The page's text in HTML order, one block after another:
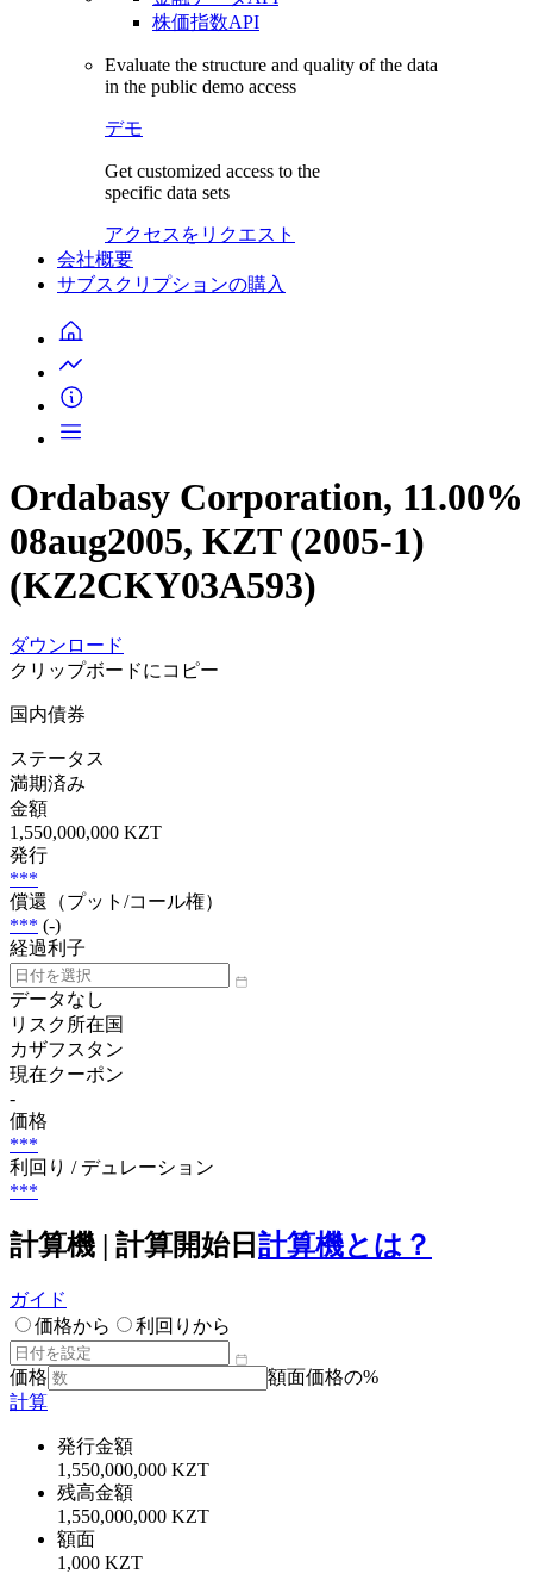
株価指数API
Evaluate the structure and quality of the data
in the public demo access
デモ
Get customized access to the
specific data sets
アクセスをリクエスト
会社概要
サブスクリプションの購入
Ordabasy Corporation, 11.00%
08aug2005, KZT (2005-1)
(KZ2CKY03A593)
ダウンロード
クリップボードにコピー
国内債券
ステータス
満期済み
金額
1,550,000,000 KZT
発行
***
償還（プット/コール権）
*** (-)
経過利子
データなし
リスク所在国
カザフスタン
現在クーポン
-
価格
***
利回り / デュレーション
***
計算機 | 計算開始日 計算機とは？
ガイド
価格から
利回りから
価格
額面価格の%
計算
発行金額
1,550,000,000 KZT
残高金額
1,550,000,000 KZT
額面
1,000 KZT